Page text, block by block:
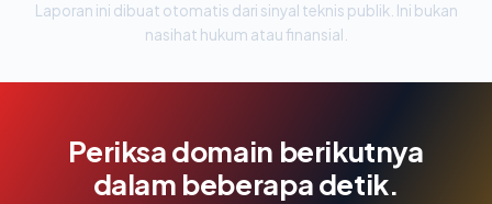
Laporan ini dibuat otomatis dari sinyal teknis publik. Ini bukan
nasihat hukum atau finansial.
Periksa domain berikutnya
dalam beberapa detik.